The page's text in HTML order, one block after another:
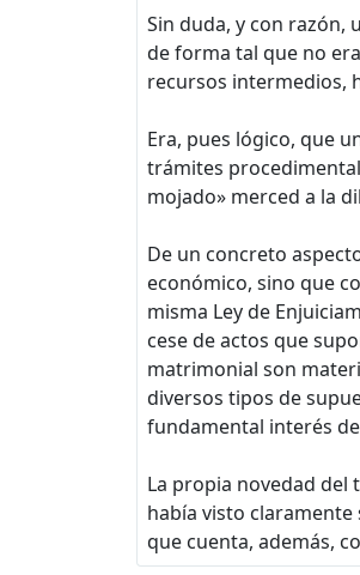
Sin duda, y con razón,
de forma tal que no
recursos intermedios,
Era, pues lógico, que
trámites
mojado» merced a la
De un concreto
económico, sino que
misma Ley de
cese de actos que
matrimonial son
diversos tipos de
fundamental interés
La propia novedad del
había visto
que cuenta, además,